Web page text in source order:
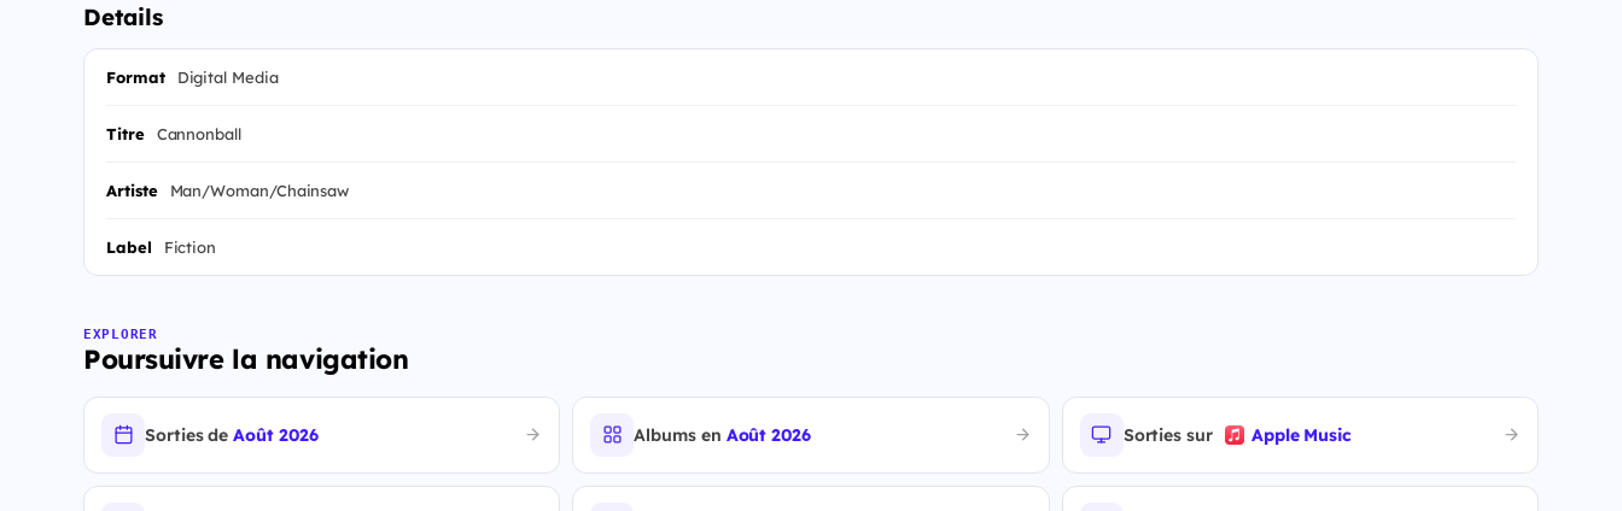
Details
Format Digital Media
Titre Cannonball
Artiste Man/Woman/Chainsaw
Label Fiction
EXPLORER
Poursuivre la navigation
Sorties deAoût 2026 Albums en Août 2026 Sorties sur Apple Music